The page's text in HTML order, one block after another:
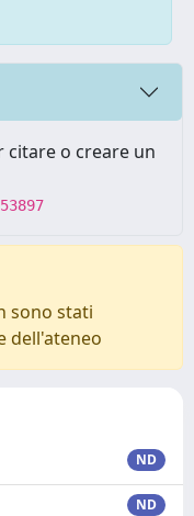
citare o creare un
sono stati
dell'ateneo
ND
ND